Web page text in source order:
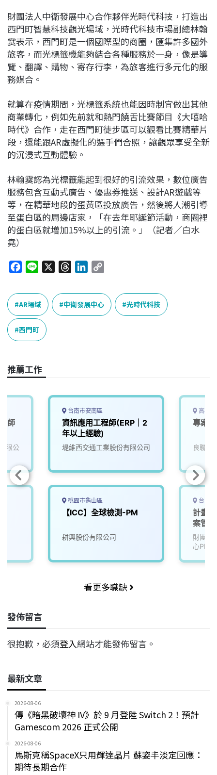
財團法人中衛發展中心合作夥伴光時代科技，打造出
西門町智慧科技觀光場域，光時代科技市場副總林翰
霙表示，西門町是一個國際型的商圈，匯集許多國外
旅客，而光標籤機能夠結合各種服務於一身，像是導
覽、翻譯、購物、寄存行李，為旅客進行多元化的服
務媒合。
就算在疫情期間，光標籤系統也能因時制宜做出其他
商業轉化，例如先前就和熱門饒舌比賽節目《大嘻哈
時代》合作，走在西門町徒步區可以觀看比賽精華片
段，還能跟AR虛擬化的選手們合照，讓觀眾享受全新
的沉浸式互動體驗。
林翰霙認為光標籤能起到很好的引流效果，數位廣告
服務包含互動式廣告、優惠券推送、設計AR遊戲等
等，在精華地段的蛋黃區投放廣告，然後將人潮引導
至蛋白區的周邊店家，「在去年耶誕節活動，商圈裡
的蛋白區就增加15%以上的引流。」（記者／白水
堯）
c
e
b
o
o
n
e
r
e
a
n
k
e
p
L
AR場域 中衛發展中心 光時代科技
西門町
推薦工作
師
限公
台南市安南區
資訊應用工程師(ERP｜2
年以上經驗)
堤維西交通工業股份有限公司
桃園市龜山區
【ICC】全球檢測-PM
耕興股份有限公司
高雄
專案
良聯工
台中
計畫
案管
財團法
心PMC
看更多職缺
發佈留言
很抱歉，必須登入網站才能發佈留言。
最新文章
2026-08-06
傳《暗黑破壞神 IV》於 9 月登陸 Switch 2！預計
Gamescom 2026 正式公開
2026-08-06
馬斯克稱SpaceX只用輝達晶片 蘇姿丰淡定回應：
期待長期合作